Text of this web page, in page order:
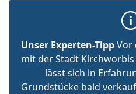
Unser Experten-TippVor
mit der Stadt
lässt sich in
Grundstücke bald